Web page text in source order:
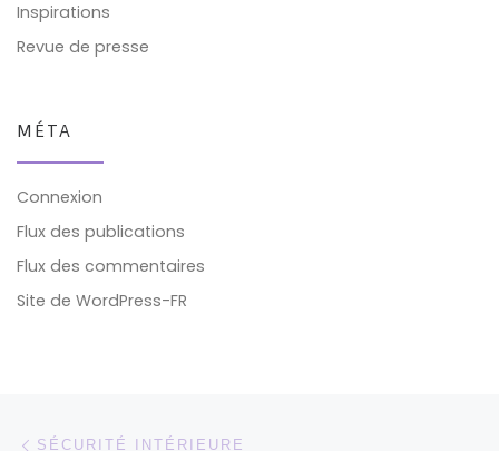
Inspirations
Revue de presse
MÉTA
Connexion
Flux des publications
Flux des commentaires
Site de WordPress-FR
Parcourir les articles
SÉCURITÉ INTÉRIEURE